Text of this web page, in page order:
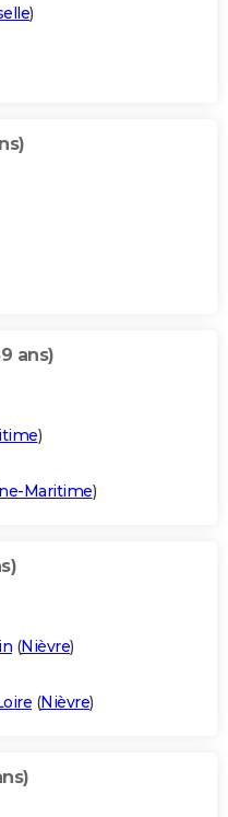
)
ans)
)
Maritime)
(Nièvre)
(Nièvre)